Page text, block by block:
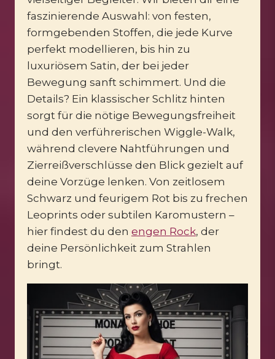
faszinierende Auswahl: von festen,
formgebenden Stoffen, die jede Kurve
perfekt modellieren, bis hin zu
luxuriösem Satin, der bei jeder
Bewegung sanft schimmert. Und die
Details? Ein klassischer Schlitz hinten
sorgt für die nötige Bewegungsfreiheit
und den verführerischen Wiggle-Walk,
während clevere Nahtführungen und
Zierreißverschlüsse den Blick gezielt auf
deine Vorzüge lenken. Von zeitlosem
Schwarz und feurigem Rot bis zu frechen
Leoprints oder subtilen Karomustern –
hier findest du den engen Rock, der
deine Persönlichkeit zum Strahlen
bringt.